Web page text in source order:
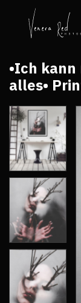
•Ich
alles•